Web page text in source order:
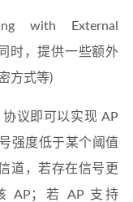
with External
时，提供一些额外
方式等)
协议即可以实现 AP
强度低于某个阈值
道，若存在信号更
AP；若 AP 支持